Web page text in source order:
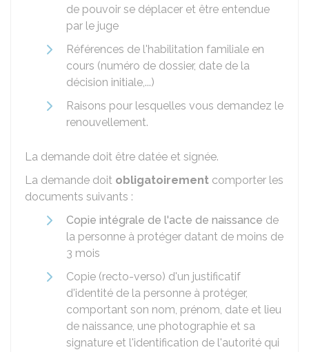
de pouvoir se déplacer et être entendue
par le juge
Références de l'habilitation familiale en
cours (numéro de dossier, date de la
décision initiale,...)
Raisons pour lesquelles vous demandez le
renouvellement.
La demande doit être datée et signée.
La demande doit obligatoirement comporter les
documents suivants :
Copie intégrale de l'acte de naissance de
la personne à protéger datant de moins de
3 mois
Copie (recto-verso) d'un justificatif
d'identité de la personne à protéger,
comportant son nom, prénom, date et lieu
de naissance, une photographie et sa
signature et l'identification de l'autorité qui